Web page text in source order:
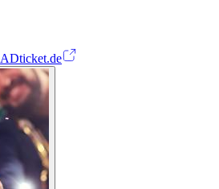
ADticket.de